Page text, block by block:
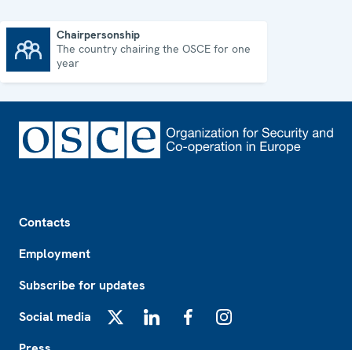
Chairpersonship
The country chairing the OSCE for one
year
Contacts
Employment
Subscribe for updates
Social media